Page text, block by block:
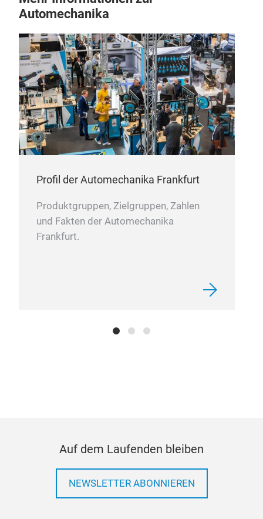
Automechanika
Profil der Automechanika Frankfurt
Produktgruppen, Zielgruppen, Zahlen
und Fakten der Automechanika
Frankfurt.
Auf dem Laufenden bleiben
NEWSLETTER ABONNIEREN